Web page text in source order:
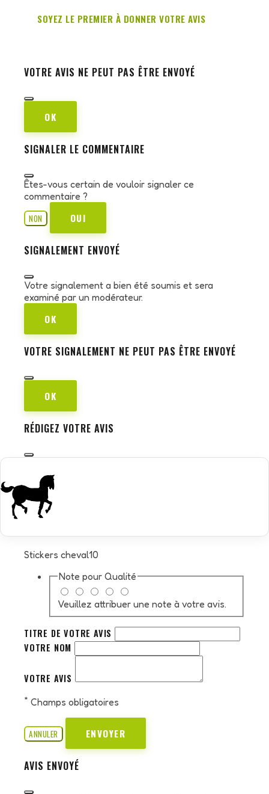
SOYEZ LE PREMIER À DONNER VOTRE AVIS
VOTRE AVIS NE PEUT PAS ÊTRE ENVOYÉ
OK
SIGNALER LE COMMENTAIRE
Êtes-vous certain de vouloir signaler ce
commentaire ?
NON
OUI
SIGNALEMENT ENVOYÉ
Votre signalement a bien été soumis et sera
examiné par un modérateur.
OK
VOTRE SIGNALEMENT NE PEUT PAS ÊTRE ENVOYÉ
OK
RÉDIGEZ VOTRE AVIS
Stickers cheval10
Note pour Qualité
Veuillez attribuer une note à votre avis.
TITRE DE VOTRE AVIS
VOTRE NOM
VOTRE AVIS
* Champs obligatoires
ANNULER ENVOYER
AVIS ENVOYÉ